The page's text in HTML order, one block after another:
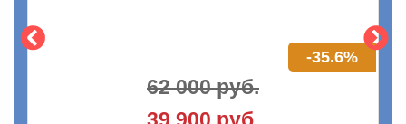
Участие в сообществе Smart с выпускниками
Проверка заданий и обратная связь экспертов
-35.6%
62 000 руб.